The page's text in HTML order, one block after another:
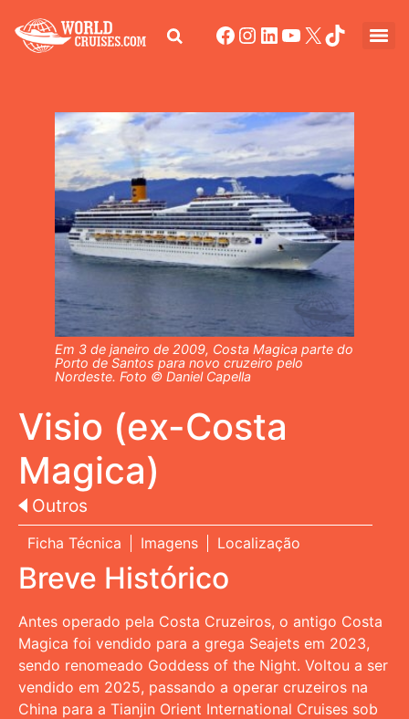
Visio (ex-Costa
Magica)
Outros
Ficha Técnica Imagens Localização
Breve Histórico
Antes operado pela Costa Cruzeiros, o antigo Costa
Magica foi vendido para a grega Seajets em 2023,
sendo renomeado Goddess of the Night. Voltou a ser
vendido em 2025, passando a operar cruzeiros na
China para a Tianjin Orient International Cruises sob
Em 3 de janeiro de 2009, Costa Magica parte do
Porto de Santos para novo cruzeiro pelo
Nordeste. Foto © Daniel Capella